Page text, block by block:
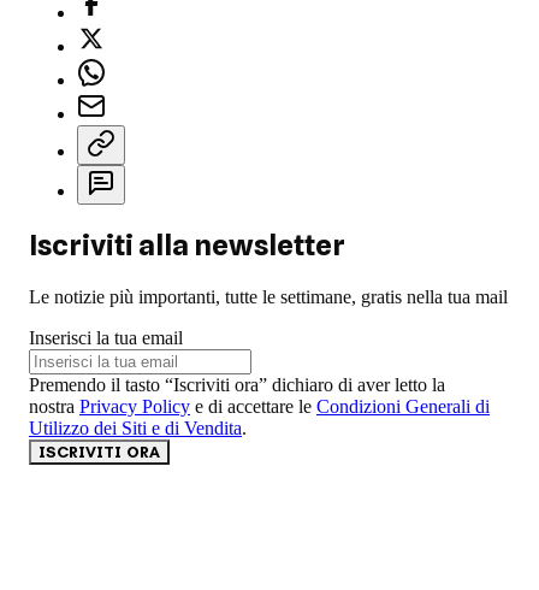
Iscriviti alla newsletter
Le notizie più importanti, tutte le settimane, gratis nella tua mail
Inserisci la tua email
Premendo il tasto “Iscriviti ora” dichiaro di aver letto la
nostra Privacy Policy e di accettare le Condizioni Generali di
Utilizzo dei Siti e di Vendita.
ISCRIVITI ORA